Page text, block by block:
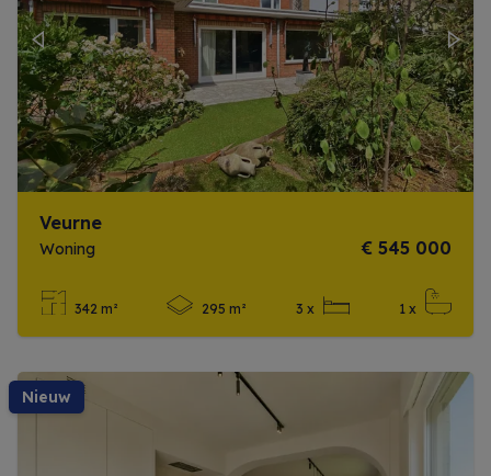
Previous Next
Veurne
Woning € 545 000
342 m² 295 m² 3 x 1 x
nieuw